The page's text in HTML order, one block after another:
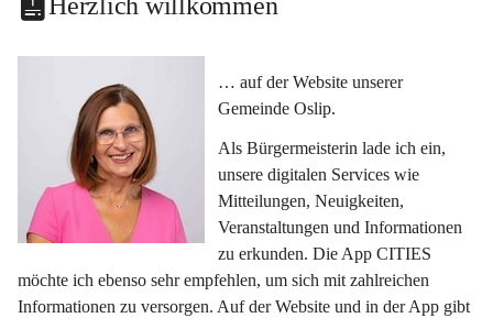
… auf der Website unserer
Gemeinde Oslip.
Als Bürgermeisterin lade ich ein,
unsere digitalen Services wie
Mitteilungen, Neuigkeiten,
Veranstaltungen und Informationen
zu erkunden. Die App CITIES
möchte ich ebenso sehr empfehlen, um sich mit zahlreichen
Informationen zu versorgen. Auf der Website und in der App gibt